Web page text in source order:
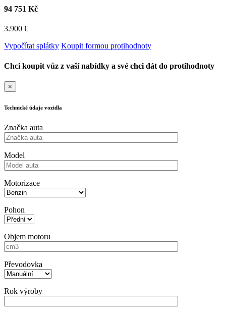
94 751 Kč
3.900 €
Vypočítat splátky Koupit formou protihodnoty
Chci koupit vůz z vaší nabídky a své chci dát do protihodnoty
×
Technické údaje vozidla
Značka auta
Model
Motorizace
Pohon
Objem motoru
Převodovka
Rok výroby